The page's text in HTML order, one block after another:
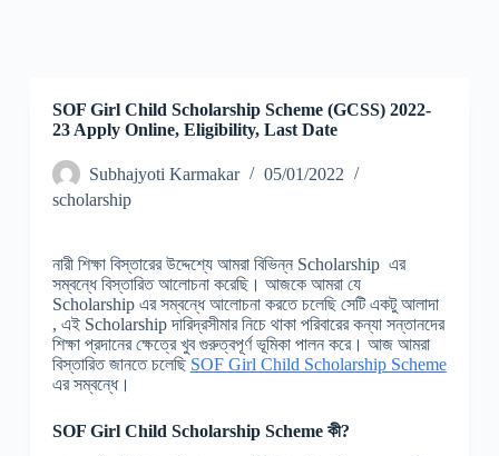
SOF Girl Child Scholarship Scheme (GCSS) 2022-
23 Apply Online, Eligibility, Last Date
Subhajyoti Karmakar
05/01/2022
scholarship
নারী শিক্ষা বিস্তারের উদ্দেশ্যে আমরা বিভিন্ন Scholarship এর
সম্বন্ধে বিস্তারিত আলোচনা করেছি। আজকে আমরা যে
Scholarship এর সম্বন্ধে আলোচনা করতে চলেছি সেটি একটু আলাদা
, এই Scholarship দারিদ্রসীমার নিচে থাকা পরিবারের কন্যা সন্তানদের
শিক্ষা প্রদানের ক্ষেত্রে খুব গুরুত্বপূর্ণ ভূমিকা পালন করে। আজ আমরা
বিস্তারিত জানতে চলেছি SOF Girl Child Scholarship Scheme
এর সম্বন্ধে।
SOF Girl Child Scholarship Scheme কী?